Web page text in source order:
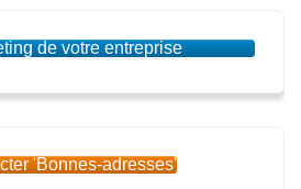
de votre entreprise
'Bonnes-adresses'